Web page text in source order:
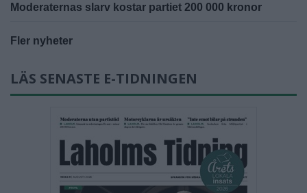
Moderaternas slarv kostar partiet 200 000 kronor
Fler nyheter
LÄS SENASTE E-TIDNINGEN